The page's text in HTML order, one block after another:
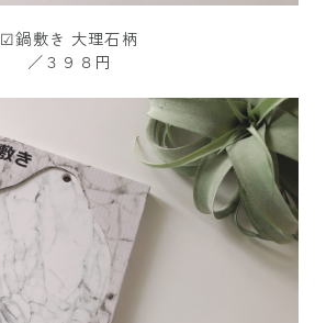
☑︎鍋敷き 大理石柄
／３９８円